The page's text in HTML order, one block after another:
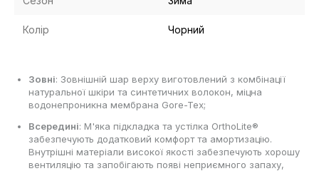
Колір Чорний
Зовні: Зовнішній шар верху виготовлений з комбінації
натуральної шкіри та синтетичних волокон, міцна
водонепроникна мембрана Gore-Tex;
Всередині: М'яка підкладка та устілка OrthoLite®
забезпечують додатковий комфорт та амортизацію.
Внутрішні матеріали високої якості забезпечують хорошу
вентиляцію та запобігають появі неприємного запаху,